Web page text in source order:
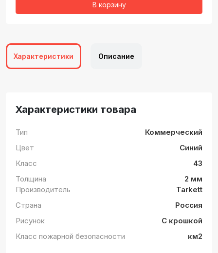
В корзину
Характеристики Описание
Характеристики товара
Тип
Коммерческий
Цвет
Синий
Класс
43
Толщина
2 мм
Производитель
Tarkett
Страна
Россия
Рисунок
С крошкой
Класс пожарной безопасности
км2